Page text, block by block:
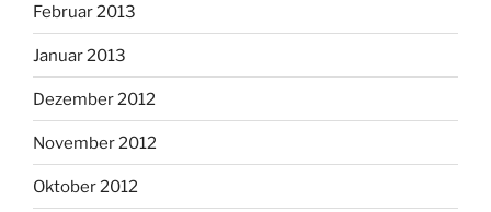
Februar 2013
Januar 2013
Dezember 2012
November 2012
Oktober 2012